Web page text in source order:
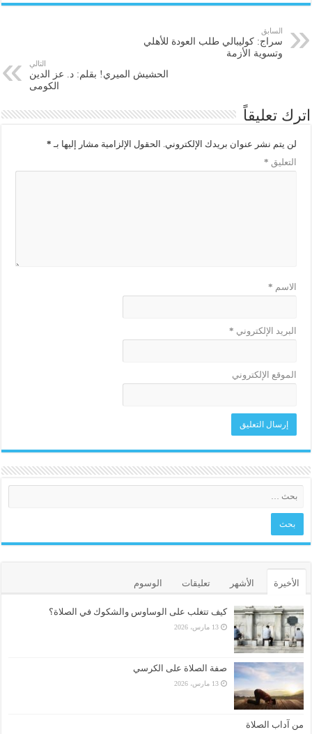
السابق
سراج: كوليبالي طلب العودة للأهلي
وتسوية الأزمة
التالي
الحشيش الميري! بقلم: د. عز الدين
الكومى
اترك تعليقاً
لن يتم نشر عنوان بريدك الإلكتروني. الحقول الإلزامية مشار إليها بـ *
التعليق *
الاسم *
البريد الإلكتروني *
الموقع الإلكتروني
الأخيرة الأشهر تعليقات الوسوم
كيف تتغلب على الوساوس والشكوك في الصلاة؟
13 مارس، 2026
صفة الصلاة على الكرسي
13 مارس، 2026
من آداب الصلاة